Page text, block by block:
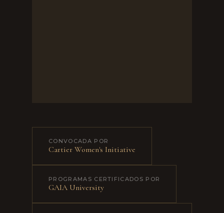
CONVOCADA POR
Cartier Women's Initiative
PROGRAMAS CERTIFICADOS POR
GAIA University